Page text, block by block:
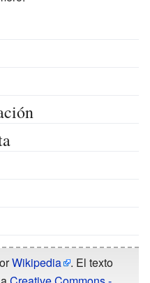
Wikipedia
. El texto